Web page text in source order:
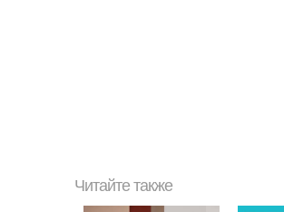
Читайте также